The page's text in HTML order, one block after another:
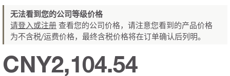
无法看到您的公司等级价格
请登入或注册 查看您的公司价格，请注意您看到的产品价格
为不含税/运费价格，最终含税价格将在订单确认后列明。
CNY2,104.54